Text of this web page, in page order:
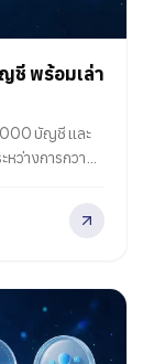
พร้อมเล่า
บัญชี และ
ว่างการกวาด